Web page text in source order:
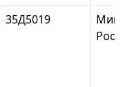
35Д5019